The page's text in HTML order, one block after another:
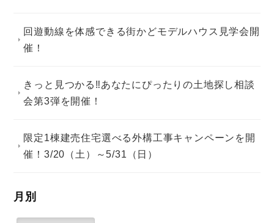
回遊動線を体感できる街かどモデルハウス見学会開
催！
きっと見つかる‼あなたにぴったりの土地探し相談
会第3弾を開催！
限定1棟建売住宅選べる外構工事キャンペーンを開
催！3/20（土）～5/31（日）
月別